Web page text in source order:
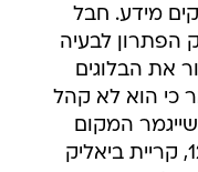
מידע. חבל
הפתרון לבעיה
את הבלוגים
כי הוא לא קהל
המקום
באינטרנט והבלוג של הילה, בת 12, קריית ביאליק